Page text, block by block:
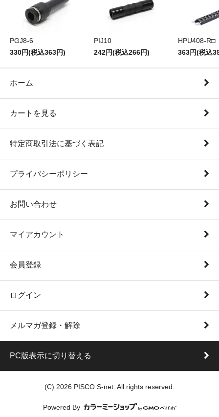
PGJ8-6
330円(税込363円)
PIJ10
242円(税込266円)
HPU408-R□
363円(税込
ホーム
カートを見る
特定商取引法に基づく表記
プライバシーポリシー
お問い合わせ
マイアカウント
会員登録
ログイン
メルマガ登録・解除
PC版表示に切り替える
(C) 2026 PISCO S-net. All rights reserved.
Powered By